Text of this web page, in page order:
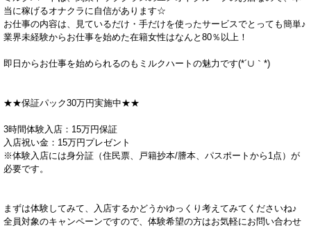
当に稼げるオナクラに自信があります☆
お仕事の内容は、見ているだけ・手だけを使ったサービスでとっても簡単♪
業界未経験からお仕事を始めた在籍女性はなんと80％以上！
即日からお仕事を始められるのもミルクハートの魅力です(*´∪｀*)
★★保証パック30万円実施中★★
3時間体験入店：15万円保証
入店祝い金：15万円プレゼント
※体験入店には身分証（住民票、戸籍抄本/謄本、パスポートから1点）が
必要です。
まずは体験してみて、入店するかどうかゆっくり考えてみてくださいね♪
全員対象のキャンペーンですので、体験希望の方はお気軽にお問い合わせ